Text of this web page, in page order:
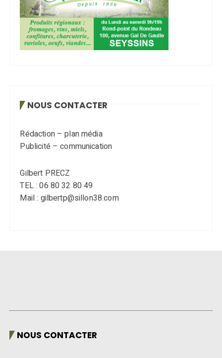
NOUS CONTACTER
Rédaction – plan média
Publicité – communication
Gilbert PRECZ
TEL : 06 80 32 80 49
Mail : gilbertp@sillon38.com
NOUS CONTACTER